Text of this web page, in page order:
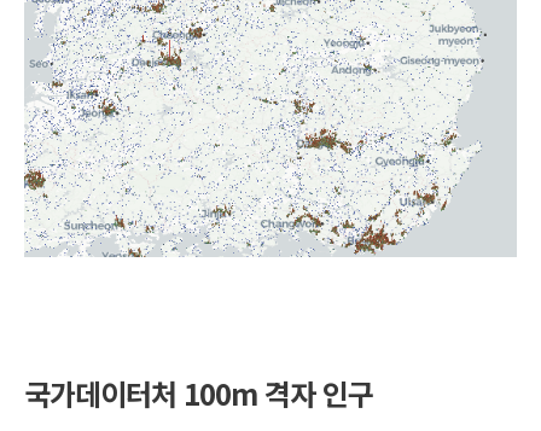
국가데이터처 100m 격자 인구